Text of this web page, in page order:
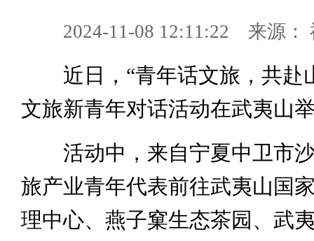
2024-11-08 12:11:22 来源：
近日，“青年话文旅，共赴
文旅新青年对话活动在武夷山
活动中，来自宁夏中卫市沙
旅产业青年代表前往武夷山国
理中心、燕子窠生态茶园、武